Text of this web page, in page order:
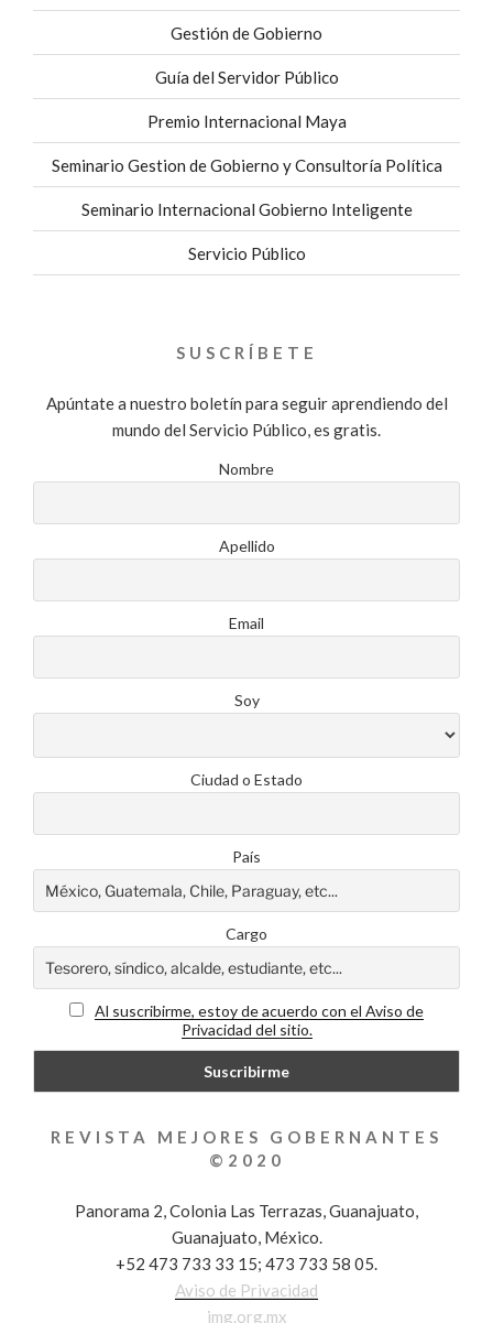
Gestión de Gobierno
Guía del Servidor Público
Premio Internacional Maya
Seminario Gestion de Gobierno y Consultoría Política
Seminario Internacional Gobierno Inteligente
Servicio Público
SUSCRÍBETE
Apúntate a nuestro boletín para seguir aprendiendo del
mundo del Servicio Público, es gratis.
Nombre
Apellido
Email
Soy
Ciudad o Estado
País
Cargo
Al suscribirme, estoy de acuerdo con el Aviso de
Privacidad del sitio.
REVISTA MEJORES GOBERNANTES
©2020
Panorama 2, Colonia Las Terrazas, Guanajuato,
Guanajuato, México.
+52 473 733 33 15; 473 733 58 05.
Aviso de Privacidad
img.org.mx